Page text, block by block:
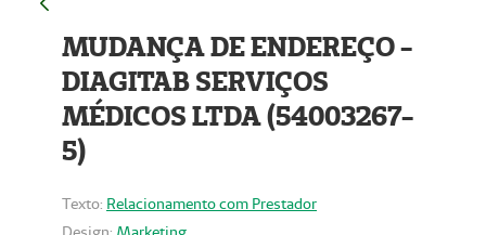
MUDANÇA DE ENDEREÇO -
DIAGITAB SERVIÇOS
MÉDICOS LTDA (54003267-
5)
Texto: Relacionamento com Prestador